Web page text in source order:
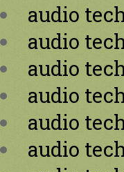
audio
audio
audio
audio
audio
audio